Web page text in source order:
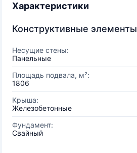
Характеристики
Конструктивные элементы
Несущие стены:
Панельные
Площадь подвала, м²:
1806
Крыша:
Железобетонные
Фундамент:
Свайный